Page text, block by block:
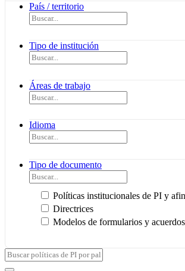
País / territorio
Tipo de institución
Áreas de trabajo
Idioma
Tipo de documento
Políticas institucionales de PI y
Directrices
Modelos de formularios y acuerdos